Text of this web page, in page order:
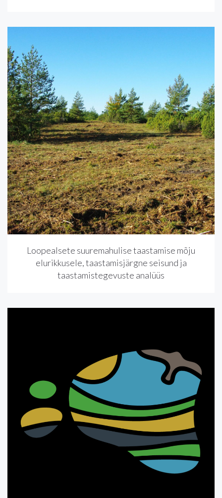
Loopealsete suuremahulise taastamise mõju
elurikkusele, taastamisjärgne seisund ja
taastamistegevuste analüüs